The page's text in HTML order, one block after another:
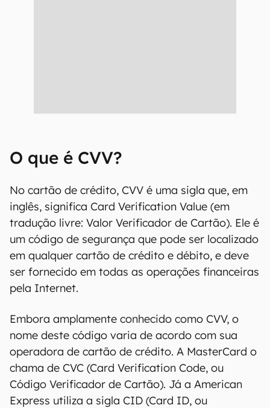
O que é CVV?
No cartão de crédito, CVV é uma sigla que, em
inglês, significa Card Verification Value (em
tradução livre: Valor Verificador de Cartão). Ele é
um código de segurança que pode ser localizado
em qualquer cartão de crédito e débito, e deve
ser fornecido em todas as operações financeiras
pela Internet.
Embora amplamente conhecido como CVV, o
nome deste código varia de acordo com sua
operadora de cartão de crédito. A MasterCard o
chama de CVC (Card Verification Code, ou
Código Verificador de Cartão). Já a American
Express utiliza a sigla CID (Card ID, ou